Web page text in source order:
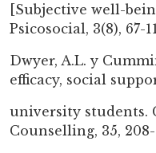
[Subjective well-
Psicosocial, 3(8), 67-
Dwyer, A.L. y
efficacy, social
university students.
Counselling, 35,